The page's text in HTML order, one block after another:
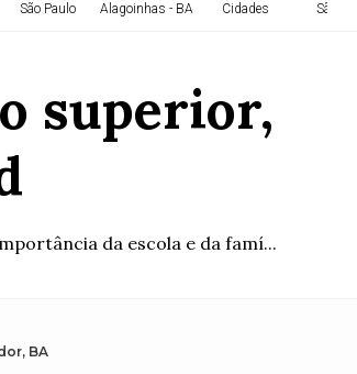
São Paulo Alagoinhas - BA Cidades São
superior,
da escola e da famí...
BA